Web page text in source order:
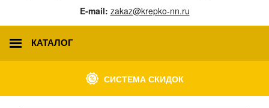
E-mail: zakaz@krepko-nn.ru
КАТАЛОГ
СИСТЕМА СКИДОК